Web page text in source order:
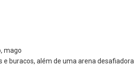
mago
e buracos, além de uma arena desafiadora